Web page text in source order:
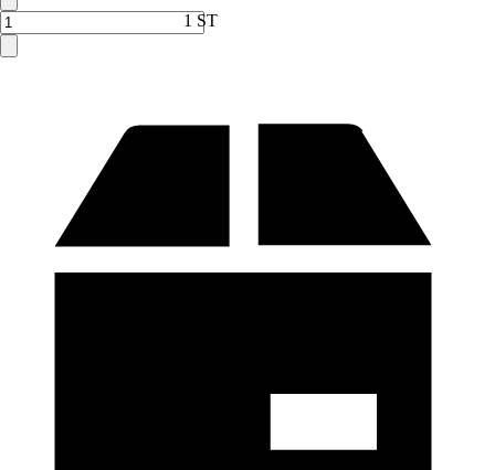
1 ST